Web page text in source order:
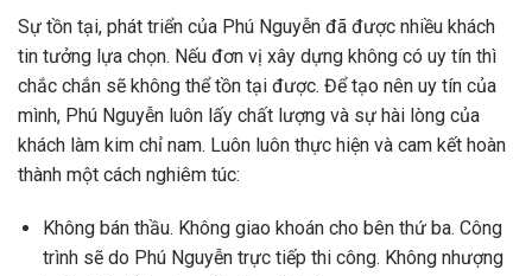
Sự tồn tại, phát triển của Phú Nguyễn đã được nhiều khách
tin tưởng lựa chọn. Nếu đơn vị xây dựng không có uy tín thì
chắc chắn sẽ không thể tồn tại được. Để tạo nên uy tín của
mình, Phú Nguyễn luôn lấy chất lượng và sự hài lòng của
khách làm kim chỉ nam. Luôn luôn thực hiện và cam kết hoàn
thành một cách nghiêm túc:
Không bán thầu. Không giao khoán cho bên thứ ba. Công
trình sẽ do Phú Nguyễn trực tiếp thi công. Không nhượng